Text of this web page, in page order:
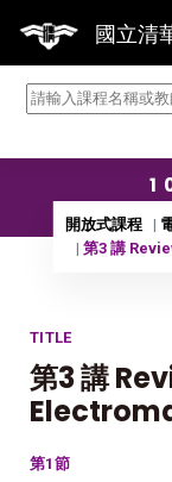
國立清
開放式課程
第3 講
TITLE
第3 講
第1節